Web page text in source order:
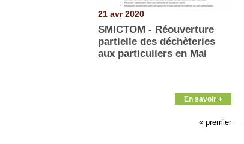
21 avr 2020
SMICTOM - Réouverture
partielle des déchèteries
aux particuliers en Mai
En savoir +
« premier